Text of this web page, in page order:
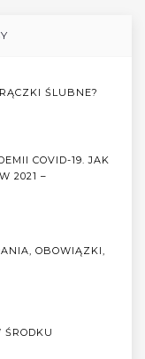
ŚLUBNE?
COVID-19. JAK
2021 –
OBOWIĄZKI,
ŚRODKU